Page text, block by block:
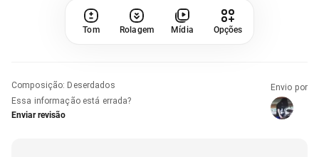
Tom Rolagem Mídia Opções
Composição: Deserdados
Essa informação está errada?
Enviar revisão
Envio por